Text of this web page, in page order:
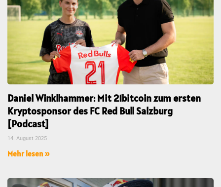
Daniel Winklhammer: Mit 21bitcoin zum ersten
Kryptosponsor des FC Red Bull Salzburg
[Podcast]
14. August 2025
Mehr lesen »